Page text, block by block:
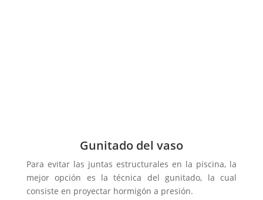
Gunitado del vaso
Para evitar las juntas estructurales en la piscina, la
mejor opción es la técnica del gunitado, la cual
consiste en proyectar hormigón a presión.